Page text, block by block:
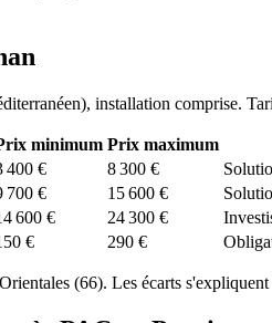
), installation comprise.
minimum Prix maximum
400 € 8 300 €
700 € 15 600 €
600 € 24 300 €
€ 290 €
(66). Les écarts